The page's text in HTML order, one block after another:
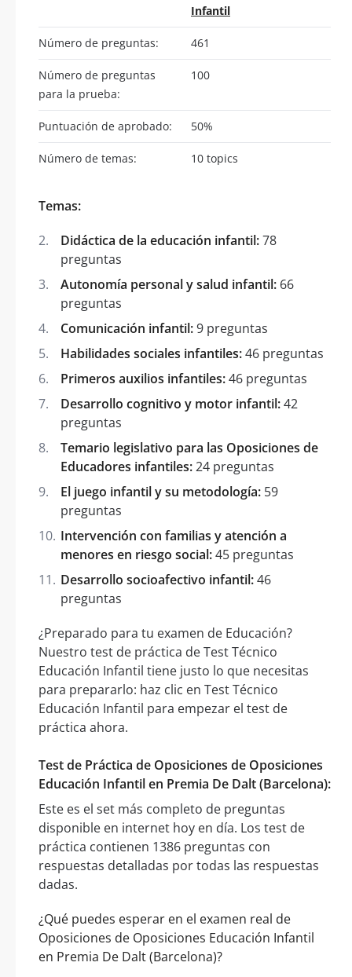
Infantil
Número de preguntas: 461
Número de preguntas
para la prueba:
100
Puntuación de aprobado: 50%
Número de temas: 10 topics
Temas:
Didáctica de la educación infantil:78
preguntas
Autonomía personal y salud infantil: 66
preguntas
Comunicación infantil:9 preguntas
Habilidades sociales infantiles:46 preguntas
Primeros auxilios infantiles:46 preguntas
Desarrollo cognitivo y motor infantil:42
preguntas
Temario legislativo para las Oposiciones de
Educadores infantiles:24 preguntas
El juego infantil y su metodología: 59
preguntas
Intervención con familias y atención a
menores en riesgo social:45 preguntas
Desarrollo socioafectivo infantil:46
preguntas
¿Preparado para tu examen de Educación?
Nuestro test de práctica de Test Técnico
Educación Infantil tiene justo lo que necesitas
para prepararlo: haz clic en Test Técnico
Educación Infantil para empezar el test de
práctica ahora.
Test de Práctica de Oposiciones de Oposiciones
Educación Infantil en Premia De Dalt (Barcelona):
Este es el set más completo de preguntas
disponible en internet hoy en día. Los test de
práctica contienen 1386 preguntas con
respuestas detalladas por todas las respuestas
dadas.
¿Qué puedes esperar en el examen real de
Oposiciones de Oposiciones Educación Infantil
en Premia De Dalt (Barcelona)?